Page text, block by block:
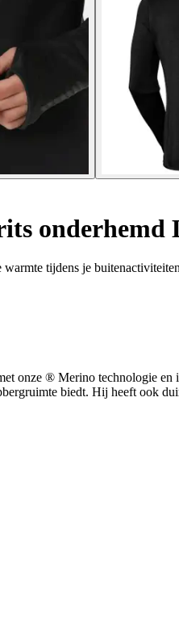
onderhemd
tijdens je
® Merino technologie en
biedt. Hij heeft ook